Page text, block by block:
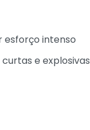
esforço intenso
e explosivas